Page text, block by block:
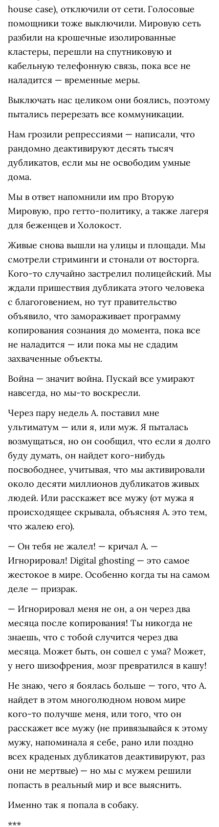
house case), отключили от сети. Голосовые
помощники тоже выключили. Мировую сеть
разбили на крошечные изолированные
кластеры, перешли на спутниковую и
кабельную телефонную связь, пока все не
наладится — временные меры.
Выключать нас целиком они боялись, поэтому
пытались перерезать все коммуникации.
Нам грозили репрессиями — написали, что
рандомно деактивируют десять тысяч
дубликатов, если мы не освободим умные
дома.
Мы в ответ напомнили им про Вторую
Мировую, про гетто-политику, а также лагеря
для беженцев и Холокост.
Живые снова вышли на улицы и площади. Мы
смотрели стриминги и стонали от восторга.
Кого-то случайно застрелил полицейский. Мы
ждали пришествия дубликата этого человека
с благоговением, но тут правительство
объявило, что замораживает программу
копирования сознания до момента, пока все
не наладится — или пока мы не сдадим
захваченные объекты.
Война — значит война. Пускай все умирают
навсегда, но мы-то воскресли.
Через пару недель А. поставил мне
ультиматум — или я, или муж. Я пыталась
возмущаться, но он сообщил, что если я долго
буду думать, он найдет кого-нибудь
посвободнее, учитывая, что мы активировали
около десяти миллионов дубликатов живых
людей. Или расскажет все мужу (от мужа я
происходящее скрывала, объясняя А. это тем,
что жалею его).
— Он тебя не жалел! — кричал А. —
Игнорировал! Digital ghosting — это самое
жестокое в мире. Особенно когда ты на самом
деле — призрак.
— Игнорировал меня не он, а он через два
месяца после копирования! Ты никогда не
знаешь, что с тобой случится через два
месяца. Может быть, он сошел с ума? Может,
у него шизофрения, мозг превратился в кашу!
Не знаю, чего я боялась больше — того, что А.
найдет в этом многолюдном новом мире
кого-то получше меня, или того, что он
расскажет все мужу (не привязывайся к этому
мужу, напоминала я себе, рано или поздно
всех краденых дубликатов деактивируют, раз
они не мертвые) — но мы с мужем решили
попасть в реальный мир и все выяснить.
Именно так я попала в собаку.